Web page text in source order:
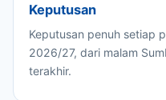
Keputusan
Keputusan penuh setiap
2026/27, dari malam
terakhir.